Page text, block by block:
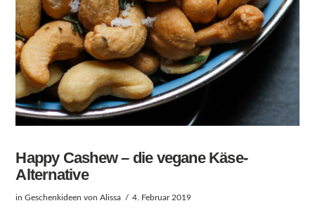
Happy Cashew – die vegane Käse-
Alternative
inGeschenkideen von Alissa 4. Februar 2019